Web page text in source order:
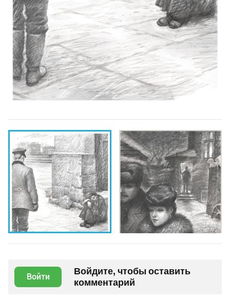
Войти
Войдите, чтобы оставить
комментарий